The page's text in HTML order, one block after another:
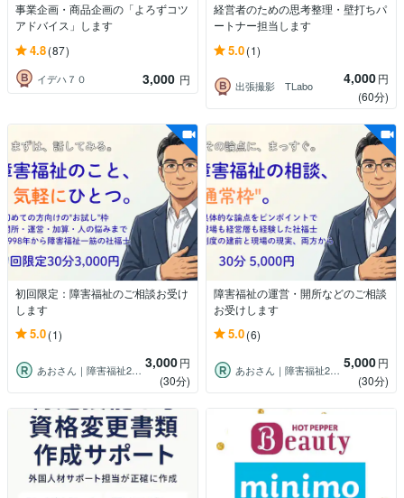
事業企画・商品企画の「よろずコツ
アドバイス」します
4.8(87)
イデハ７０ 3,000 円
経営者のための思考整理・壁打ちパ
ートナー担当します
5.0(1)
出張撮影 TLabo 4,000円
(60分)
初回限定：障害福祉のご相談お受け
します
5.0(1)
あおさん｜障害福祉27年×社福士 3,000円
(30分)
障害福祉の運営・開所などのご相談
お受けします
5.0(6)
あおさん｜障害福祉27年×社福士 5,000円
(30分)